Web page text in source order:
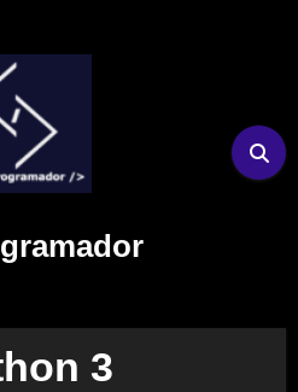
3